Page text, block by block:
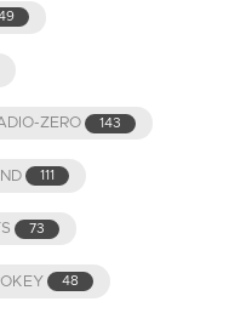
ZERO 143
111
73
48